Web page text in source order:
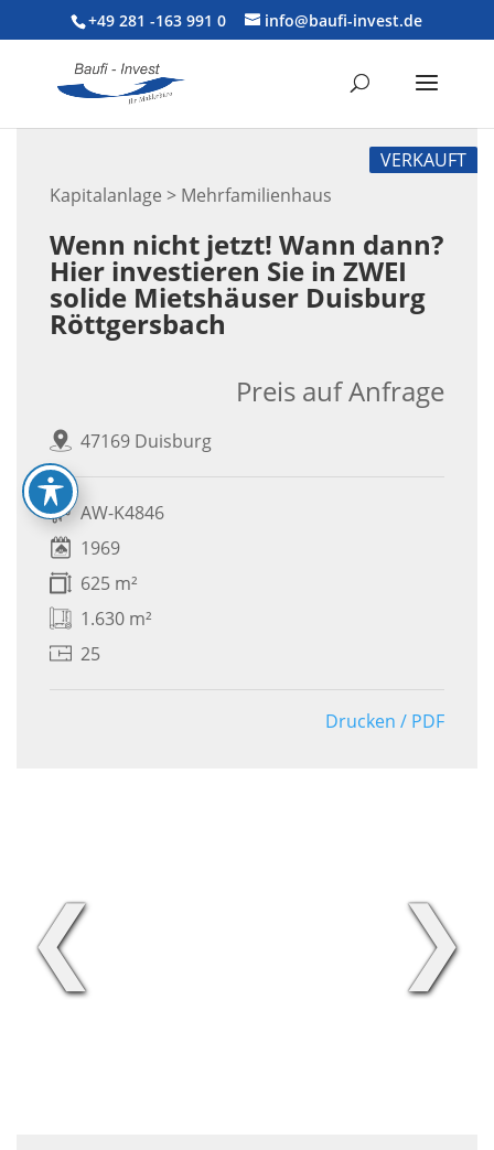
+49 281 -163 991 0 info@baufi-invest.de
Kapitalanlage > Mehrfamilienhaus
VERKAUFT
Wenn nicht jetzt! Wann dann?
Hier investieren Sie in ZWEI
solide Mietshäuser Duisburg
Röttgersbach
47169 Duisburg
Preis auf Anfrage
AW-K4846
1969
625 m²
1.630 m²
25
Drucken / PDF
❮ ❯